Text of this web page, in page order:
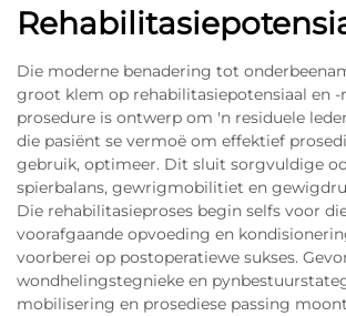
Die moderne benadering tot
groot klem op rehabilitasiepotensiaal en -
prosedure is ontwerp om 'n residuele
die pasiënt se vermoë om effektief
gebruik, optimeer. Dit sluit sorgvuldige
spierbalans, gewrigmobilitiet en
Die rehabilitasieproses begin selfs voor
voorafgaande opvoeding en
voorberei op postoperatiewe sukses.
wondhelingstegnieke en
mobilisering en prosediese passing